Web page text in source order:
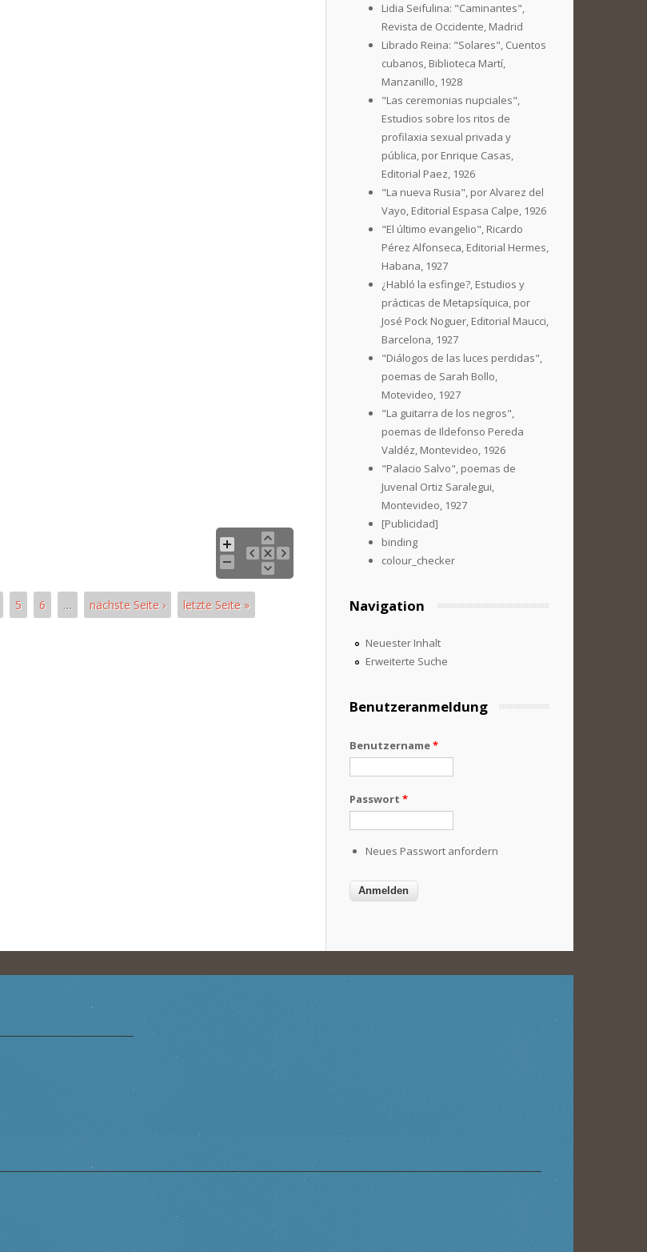
5 6 … nächste Seite › letzte Seite »
Lidia Seifulina: "Caminantes",
Revista de Occidente, Madrid
Librado Reina: "Solares", Cuentos
cubanos, Biblioteca Martí,
Manzanillo, 1928
"Las ceremonias nupciales",
Estudios sobre los ritos de
profilaxia sexual privada y
pública, por Enrique Casas,
Editorial Paez, 1926
"La nueva Rusia", por Alvarez del
Vayo, Editorial Espasa Calpe, 1926
"El último evangelio", Ricardo
Pérez Alfonseca, Editorial Hermes,
Habana, 1927
¿Habló la esfinge?, Estudios y
prácticas de Metapsíquica, por
José Pock Noguer, Editorial Maucci,
Barcelona, 1927
"Diálogos de las luces perdidas",
poemas de Sarah Bollo,
Motevideo, 1927
"La guitarra de los negros",
poemas de Ildefonso Pereda
Valdéz, Montevideo, 1926
"Palacio Salvo", poemas de
Juvenal Ortiz Saralegui,
Montevideo, 1927
[Publicidad]
binding
colour_checker
Navigation
Neuester Inhalt
Erweiterte Suche
Benutzeranmeldung
Benutzername*
Passwort *
Neues Passwort anfordern